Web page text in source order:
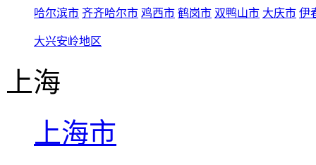
哈尔滨市 齐齐哈尔市 鸡西市 鹤岗市 双鸭山市 大庆市 伊
大兴安岭地区
上海
上海市